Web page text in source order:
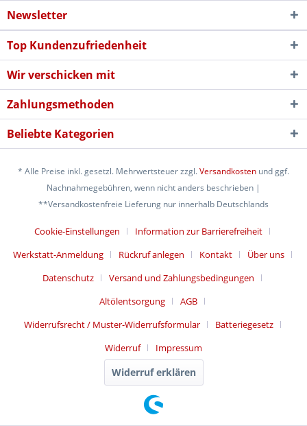
Newsletter
Top Kundenzufriedenheit
Wir verschicken mit
Zahlungsmethoden
Beliebte Kategorien
* Alle Preise inkl. gesetzl. Mehrwertsteuer zzgl.Versandkosten und ggf.
Nachnahmegebühren, wenn nicht anders beschrieben |
**Versandkostenfreie Lieferung nur innerhalb Deutschlands
Cookie-Einstellungen
Information zur Barrierefreiheit
Werkstatt-Anmeldung
Rückruf anlegen Kontakt
Über uns
Datenschutz
Versand und Zahlungsbedingungen
Altölentsorgung
AGB
Widerrufsrecht / Muster-Widerrufsformular
Batteriegesetz
Widerruf
Impressum
Widerruf erklären